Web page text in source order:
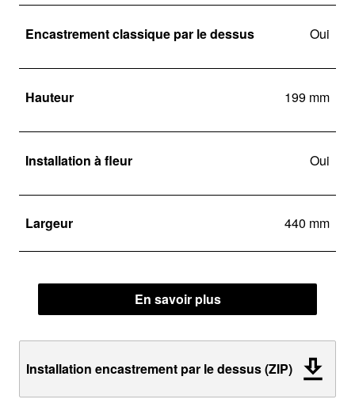
Encastrement classique par le dessus Oui
Hauteur 199 mm
Installation à fleur Oui
Largeur 440 mm
En savoir plus
Installation encastrement par le dessus (ZIP)